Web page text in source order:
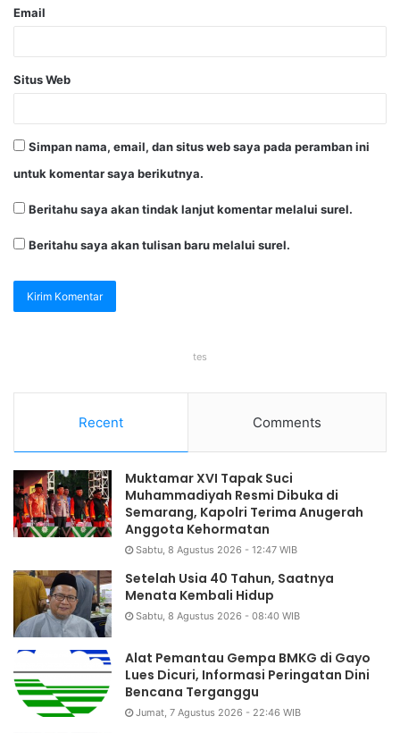
Email
Situs Web
Simpan nama, email, dan situs web saya pada peramban ini
untuk komentar saya berikutnya.
Beritahu saya akan tindak lanjut komentar melalui surel.
Beritahu saya akan tulisan baru melalui surel.
tes
Recent Comments
Muktamar XVI Tapak Suci
Muhammadiyah Resmi Dibuka di
Semarang, Kapolri Terima Anugerah
Anggota Kehormatan
Sabtu, 8 Agustus 2026 - 12:47 WIB
Setelah Usia 40 Tahun, Saatnya
Menata Kembali Hidup
Sabtu, 8 Agustus 2026 - 08:40 WIB
Alat Pemantau Gempa BMKG di Gayo
Lues Dicuri, Informasi Peringatan Dini
Bencana Terganggu
Jumat, 7 Agustus 2026 - 22:46 WIB